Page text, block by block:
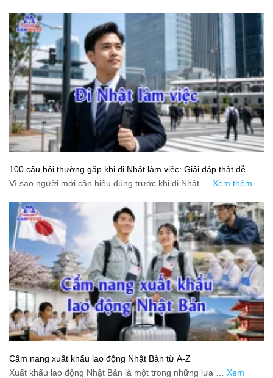
100 câu hỏi thường gặp khi đi Nhật làm việc: Giải đáp thật dễ
hiểu cho người mới bắt đầu
Vì sao người mới cần hiểu đúng trước khi đi Nhật … Xem thêm
Cẩm nang xuất khẩu lao động Nhật Bản từ A-Z
Xuất khẩu lao động Nhật Bản là một trong những lựa … Xem